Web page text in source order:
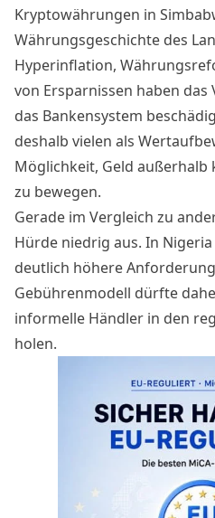
Kryptowährungen in
Währungsgeschichte des
Hyperinflation,
von Ersparnissen haben
das Bankensystem
deshalb vielen als
Möglichkeit, Geld außerhalb
zu bewegen.
Gerade im Vergleich zu
Hürde niedrig aus. In
deutlich höhere
Gebührenmodell dürfte
informelle Händler in den
holen.